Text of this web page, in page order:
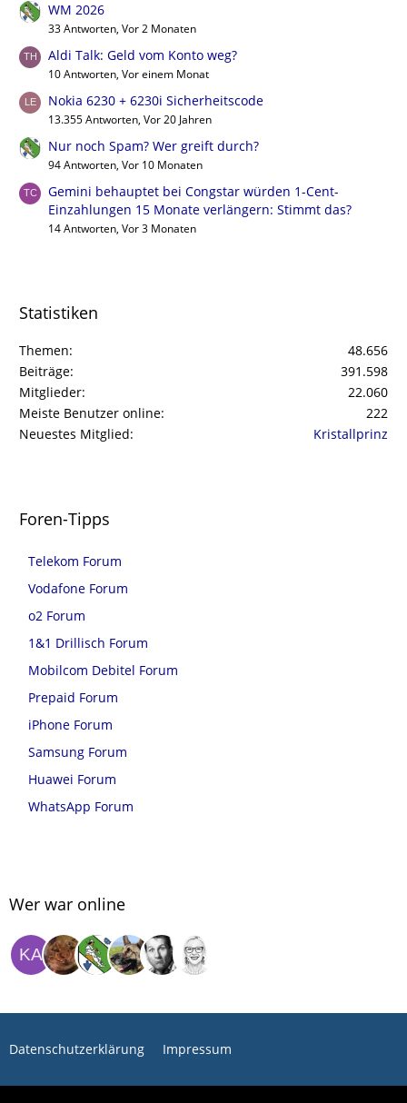
WM 2026
33 Antworten, Vor 2 Monaten
Aldi Talk: Geld vom Konto weg?
10 Antworten, Vor einem Monat
Nokia 6230 + 6230i Sicherheitscode
13.355 Antworten, Vor 20 Jahren
Nur noch Spam? Wer greift durch?
94 Antworten, Vor 10 Monaten
Gemini behauptet bei Congstar würden 1-Cent-
Einzahlungen 15 Monate verlängern: Stimmt das?
14 Antworten, Vor 3 Monaten
Statistiken
Themen
48.656
Beiträge
391.598
Mitglieder
22.060
Meiste Benutzer online
222
Neuestes Mitglied
Kristallprinz
Foren-Tipps
Telekom Forum
Vodafone Forum
o2 Forum
1&1 Drillisch Forum
Mobilcom Debitel Forum
Prepaid Forum
iPhone Forum
Samsung Forum
Huawei Forum
WhatsApp Forum
Wer war online
Datenschutzerklärung Impressum